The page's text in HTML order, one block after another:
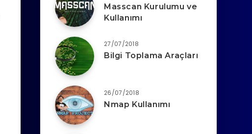
Masscan Kurulumu ve
Kullanımı
27/07/2018
Bilgi Toplama Araçları
26/07/2018
Nmap Kullanımı